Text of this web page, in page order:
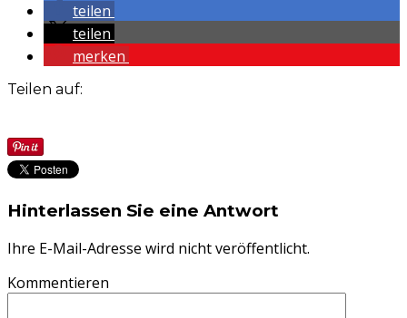
teilen
teilen
merken
Teilen auf:
Hinterlassen Sie eine Antwort
Ihre E-Mail-Adresse wird nicht veröffentlicht.
Kommentieren